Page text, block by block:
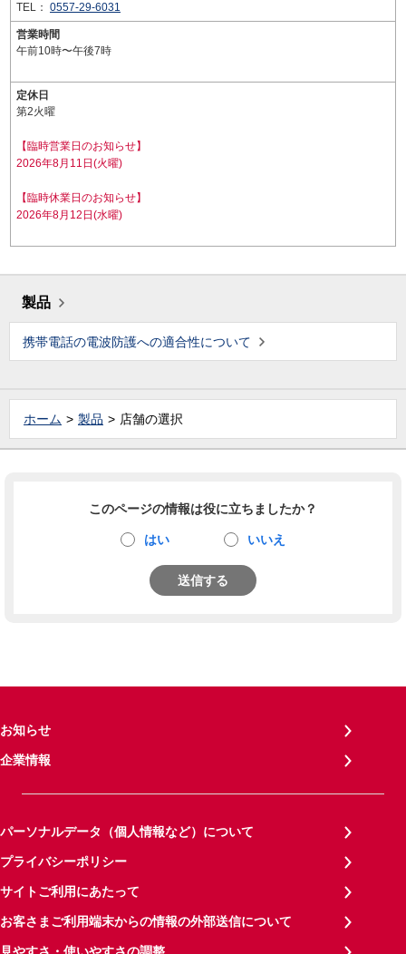
TEL： 0557-29-6031
営業時間
午前10時〜午後7時
定休日
第2火曜
【臨時営業日のお知らせ】
2026年8月11日(火曜)
【臨時休業日のお知らせ】
2026年8月12日(水曜)
製品
携帯電話の電波防護への適合性について
ホーム 製品 店舗の選択
このページの情報は役に立ちましたか？
はい いいえ
送信する
お知らせ
企業情報
パーソナルデータ（個人情報など）について
プライバシーポリシー
サイトご利用にあたって
お客さまご利用端末からの情報の外部送信について